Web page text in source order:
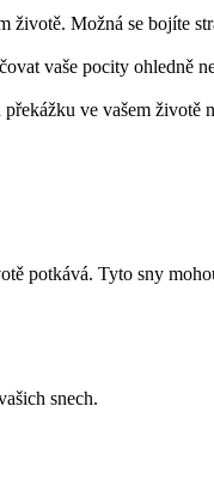
životě. Možná se bojíte
vaše pocity ohledně
ve vašem
potkává. Tyto sny
snech.